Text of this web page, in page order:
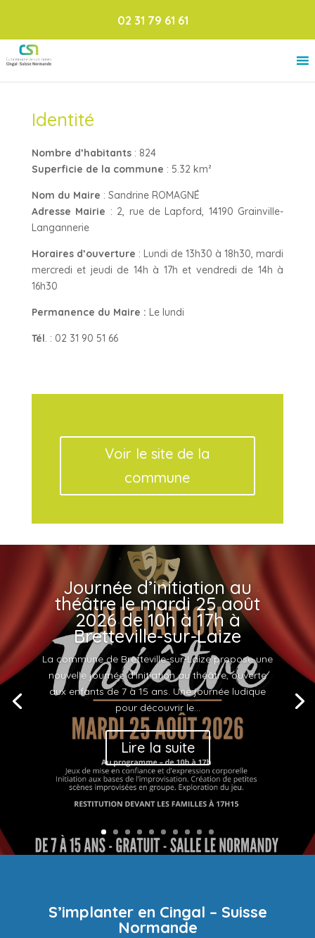
02 31 79 61 61
Identité
Nombre d’habitants : 824
Superficie de la commune : 5.32 km²
Nom du Maire : Sandrine ROMAGNÉ
Adresse Mairie : 2, rue de Lapford, 14190 Grainville-
Langannerie
Horaires d’ouverture : Lundi de 13h30 à 18h30, mardi
mercredi et jeudi de 14h à 17h et vendredi de 14h à
16h30
Permanence du Maire : Le lundi
Tél. : 02 31 90 51 66
Voir le site de la
commune
Journée d’initiation au
théâtre le mardi 25 août
2026 de 10h à 17h à
Bretteville-sur-Laize
La commune de Bretteville-sur-Laize propose une
nouvelle journée d'initiation au théâtre, ouverte
aux enfants de 7 à 15 ans. Une journée ludique
pour découvrir le...
Lire la suite
S’implanter en Cingal – Suisse
Normande